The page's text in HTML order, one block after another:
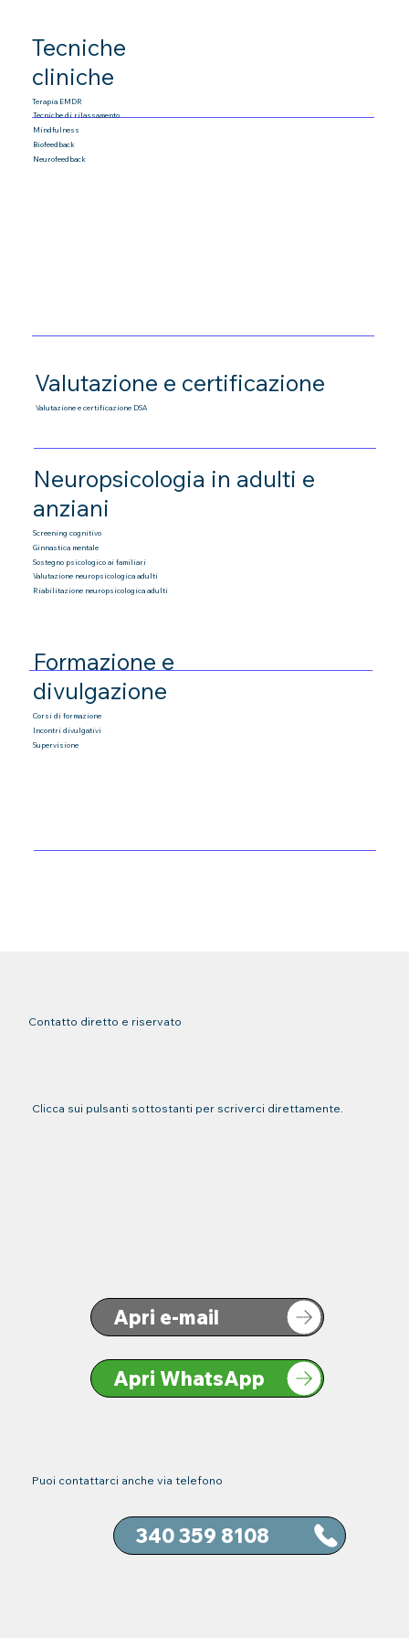
Tecniche
cliniche
Terapia EMDR
Tecniche di rilassamento
Mindfulness
Biofeedback
Neurofeedback
Valutazione e certificazione
Valutazione e certificazione DSA
Neuropsicologia in adulti e
anziani
Screening cognitivo
Ginnastica mentale
Sostegno psicologico ai familiari
Valutazione neuropsicologica adulti
Riabilitazione neuropsicologica adulti
Formazione e
divulgazione
Corsi di formazione
Incontri divulgativi
Supervisione
Contatto diretto e riservato
Clicca sui pulsanti sottostanti per scriverci direttamente.
Apri e-mail
Apri WhatsApp
Puoi contattarci anche via telefono